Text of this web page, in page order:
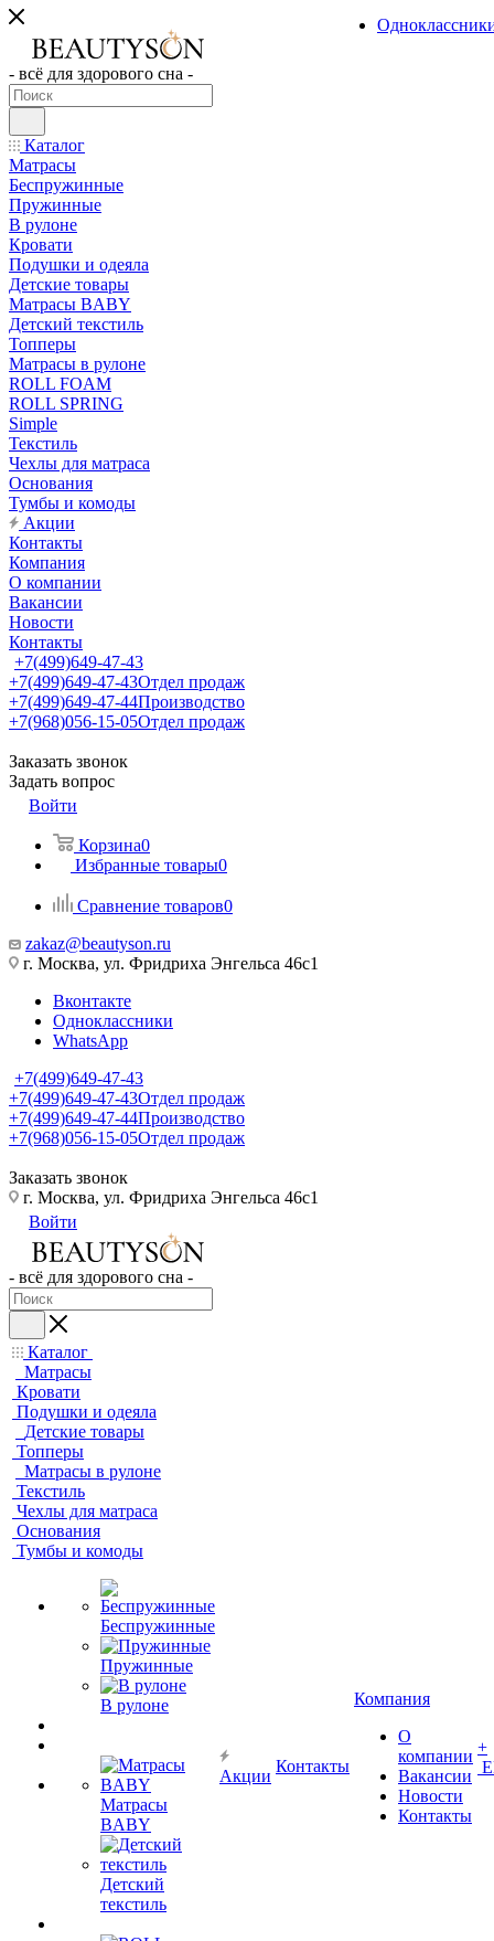
- всё для здорового сна -
Каталог
Матрасы
Беспружинные
Пружинные
В рулоне
Кровати
Подушки и одеяла
Детские товары
Матрасы BABY
Детский текстиль
Топперы
Матрасы в рулоне
ROLL FOAM
ROLL SPRING
Simple
Текстиль
Чехлы для матраса
Основания
Тумбы и комоды
Акции
Контакты
Компания
О компании
Вакансии
Новости
Контакты
+7(499)649-47-43
+7(499)649-47-43Отдел продаж
+7(499)649-47-44Производство
+7(968)056-15-05Отдел продаж
Заказать звонок
Задать вопрос
Войти
Корзина0
Избранные товары0
Сравнение товаров0
zakaz@beautyson.ru
г. Москва, ул. Фридриха Энгельса 46с1
Вконтакте
Одноклассники
WhatsApp
+7(499)649-47-43
+7(499)649-47-43Отдел продаж
+7(499)649-47-44Производство
+7(968)056-15-05Отдел продаж
Заказать звонок
г. Москва, ул. Фридриха Энгельса 46с1
Войти
- всё для здорового сна -
Каталог
Матрасы
Кровати
Подушки и одеяла
Детские товары
Топперы
Матрасы в рулоне
Текстиль
Чехлы для матраса
Основания
Тумбы и комоды
Беспружинные
Пружинные
В рулоне
Матрасы
BABY
Детский
текстиль
Акции
Контакты
Компания
О
компании
Вакансии
Новости
Контакты
+